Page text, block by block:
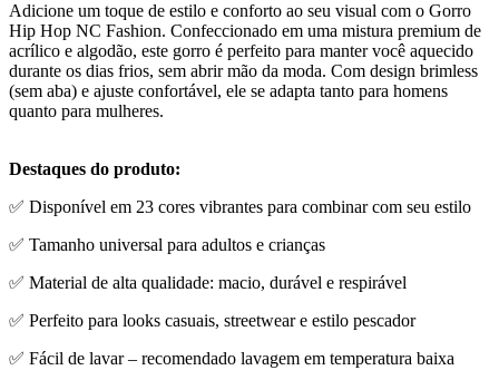
Adicione um toque de estilo e conforto ao seu visual com o Gorro
Hip Hop NC Fashion. Confeccionado em uma mistura premium de
acrílico e algodão, este gorro é perfeito para manter você aquecido
durante os dias frios, sem abrir mão da moda. Com design brimless
(sem aba) e ajuste confortável, ele se adapta tanto para homens
quanto para mulheres.
Destaques do produto:
✅ Disponível em 23 cores vibrantes para combinar com seu estilo
✅ Tamanho universal para adultos e crianças
✅ Material de alta qualidade: macio, durável e respirável
✅ Perfeito para looks casuais, streetwear e estilo pescador
✅ Fácil de lavar – recomendado lavagem em temperatura baixa